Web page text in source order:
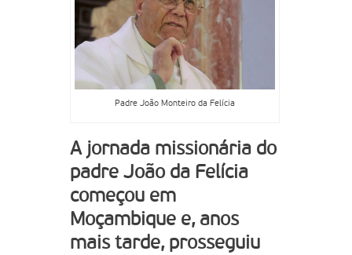
Padre João Monteiro da Felícia
A jornada missionária do
padre João da Felícia
começou em
Moçambique e, anos
mais tarde, prosseguiu